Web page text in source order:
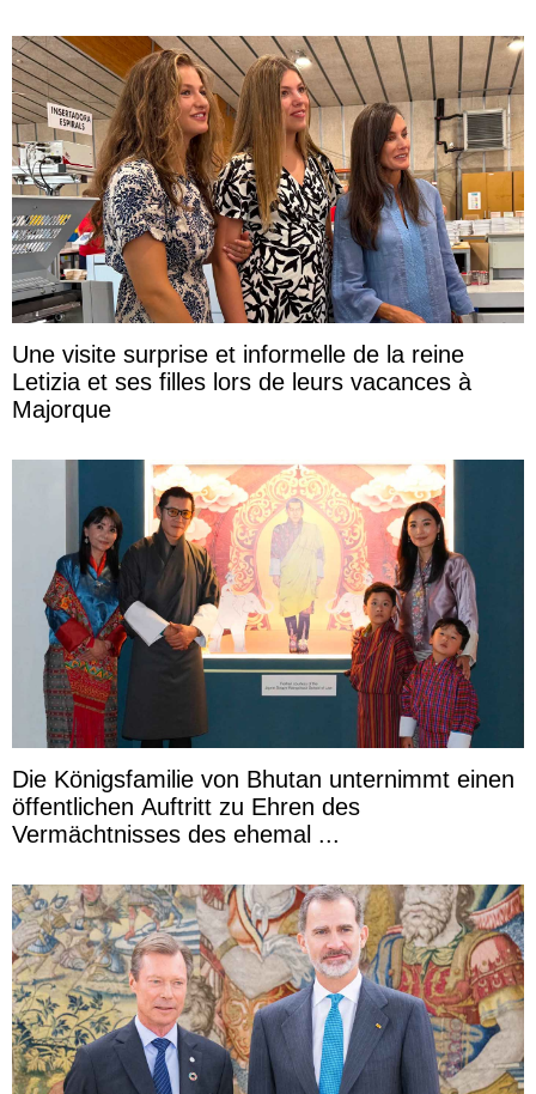
Une visite surprise et informelle de la reine
Letizia et ses filles lors de leurs vacances à
Majorque
Die Königsfamilie von Bhutan unternimmt einen
öffentlichen Auftritt zu Ehren des
Vermächtnisses des ehemal ...